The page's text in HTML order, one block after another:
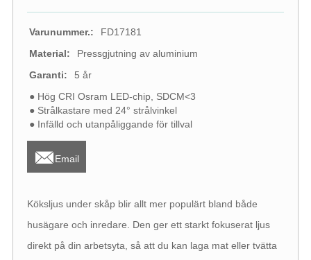
Varunummer.:
FD17181
Material:
Pressgjutning av aluminium
Garanti:
5 år
● Hög CRI Osram LED-chip, SDCM<3
● Strålkastare med 24° strålvinkel
● Infälld och utanpåliggande för tillval
Email
Köksljus under skåp blir allt mer populärt bland både
husägare och inredare. Den ger ett starkt fokuserat ljus
direkt på din arbetsyta, så att du kan laga mat eller tvätta